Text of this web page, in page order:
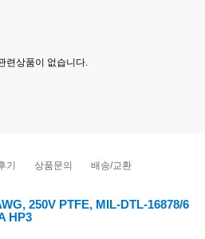
련상품이 없습니다.
기 상품문의 배송/교환
250V PTFE, MIL-DTL-16878/6
HP3